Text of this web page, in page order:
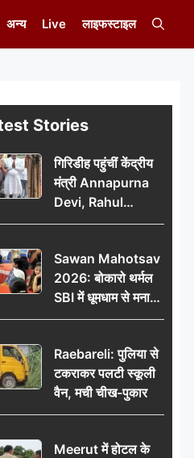
अन्य Live लाइफस्टाइल
Stories
गिरिडीह पहुंचीं केंद्रीय
मंत्री Annapurna
Devi, Rahul
Gandhi पर साधा
आंदोलन को लेकर
सरकार पर हमला
Sawan Mahotsav
2026: बोकारो थर्मल
SBI में धूमधाम से मना
सावन महोत्सव
Raebareli: पुलिया से
टकराकर पलटी स्कूली
वैन, मची चीख-पुकार
Meerut में होटल के